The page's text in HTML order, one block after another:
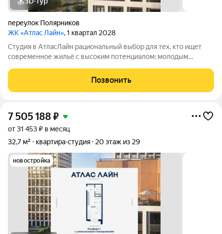
переулок Полярников
ЖК «Атлас Лайн», 1 квартал 2028
Студия в АтласЛайн рациональный выбор для тех, кто ищет
современное жильё с высоким потенциалом: молодым
планировка позволяет эффективно организовать
пространство и использовать для дохода от
Позвонить
7 505 188₽
от 31 453 ₽ в месяц
32,7 м²
квартира-студия 20 этаж из 29
новостройка